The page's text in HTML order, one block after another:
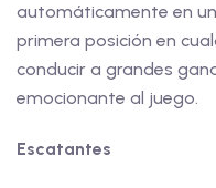
automáticamente en
primera posición en
conducir a grandes
emocionante al juego.
Escatantes